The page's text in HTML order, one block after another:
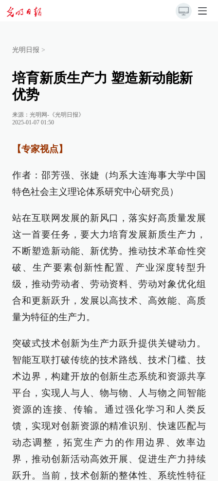
光明日报 >
培育新质生产力 塑造新动能新
优势
来源： 光明网-《光明日报》
2025-01-07 01:50
【专家视点】
作者：邵芳强、张婕（均系大连海事大学中国
特色社会主义理论体系研究中心研究员）
站在互联网发展的新风口，落实好高质量发展
这一首要任务，要大力培育发展新质生产力，
不断塑造新动能、新优势。推动技术革命性突
破、生产要素创新性配置、产业深度转型升
级，推动劳动者、劳动资料、劳动对象优化组
合和更新跃升，发展以高技术、高效能、高质
量为特征的生产力。
突破式技术创新为生产力跃升提供关键动力。
智能互联打破传统的技术路线、技术门槛、技
术边界，构建开放的创新生态系统和资源共享
平台，实现人与人、物与物、人与物之间智能
资源的连接、传输。通过强化学习和人类反
馈，实现对创新资源的精准识别、快速匹配与
动态调整，拓宽生产力的作用边界、效率边
界，推动创新活动高效开展、促进生产力持续
跃升。当前，技术创新的整体性、系统性特征